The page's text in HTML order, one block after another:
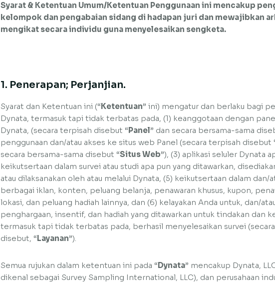
Syarat & Ketentuan Umum/Ketentuan Penggunaan ini mencakup
kelompok dan pengabaian sidang di hadapan juri dan mewajibkan
mengikat secara individu guna menyelesaikan sengketa.
1. Penerapan; Perjanjian.
Syarat dan Ketentuan ini (“Ketentuan” ini) mengatur dan berlaku bagi
Dynata, termasuk tapi tidak terbatas pada, (1) keanggotaan dengan
Dynata, (secara terpisah disebut “Panel” dan secara bersama-sama
penggunaan dan/atau akses ke situs web Panel (secara terpisah disebut
secara bersama-sama disebut “Situs Web”), (3) aplikasi seluler Dynata
keikutsertaan dalam survei atau studi apa pun yang ditawarkan,
atau dilaksanakan oleh atau melalui Dynata, (5) keikutsertaan dalam dan/
berbagai iklan, konten, peluang belanja, penawaran khusus, kupon,
lokasi, dan peluang hadiah lainnya, dan (6) kelayakan Anda untuk, dan/
penghargaan, insentif, dan hadiah yang ditawarkan untuk tindakan dan
termasuk tapi tidak terbatas pada, berhasil menyelesaikan survei
disebut, “Layanan”).
Semua rujukan dalam ketentuan ini pada “Dynata” mencakup Dynata,
dikenal sebagai Survey Sampling International, LLC), dan perusahaan